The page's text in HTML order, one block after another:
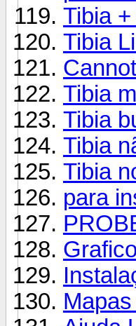
Tibia
Tibia
Tibia
Tibia
Tibia
Tibia
para